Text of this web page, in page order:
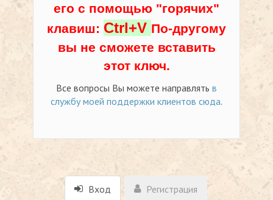
его с помощью "горячих"
клавиш: Ctrl+V По-другому
вы не сможете вставить
этот ключ.
Все вопросы Вы можете направлять в
службу моей поддержки клиентов сюда.
Вход Регистрация